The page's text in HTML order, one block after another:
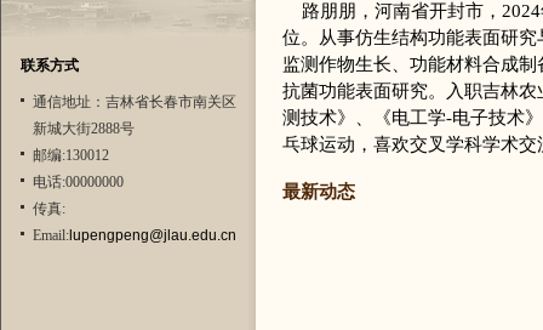
联系方式
通信地址：吉林省长春市南关区
新城大街2888号
邮编:130012
电话:00000000
传真:
Email:lupengpeng@jlau.edu.cn
路朋朋，河南省开封市，
位。从事仿生结构功能表面研
监测作物生长、功能材料合成
抗菌功能表面研究。入职吉林
测技术》、《电工学-电子技术
乓球运动，喜欢交叉学科学术
最新动态